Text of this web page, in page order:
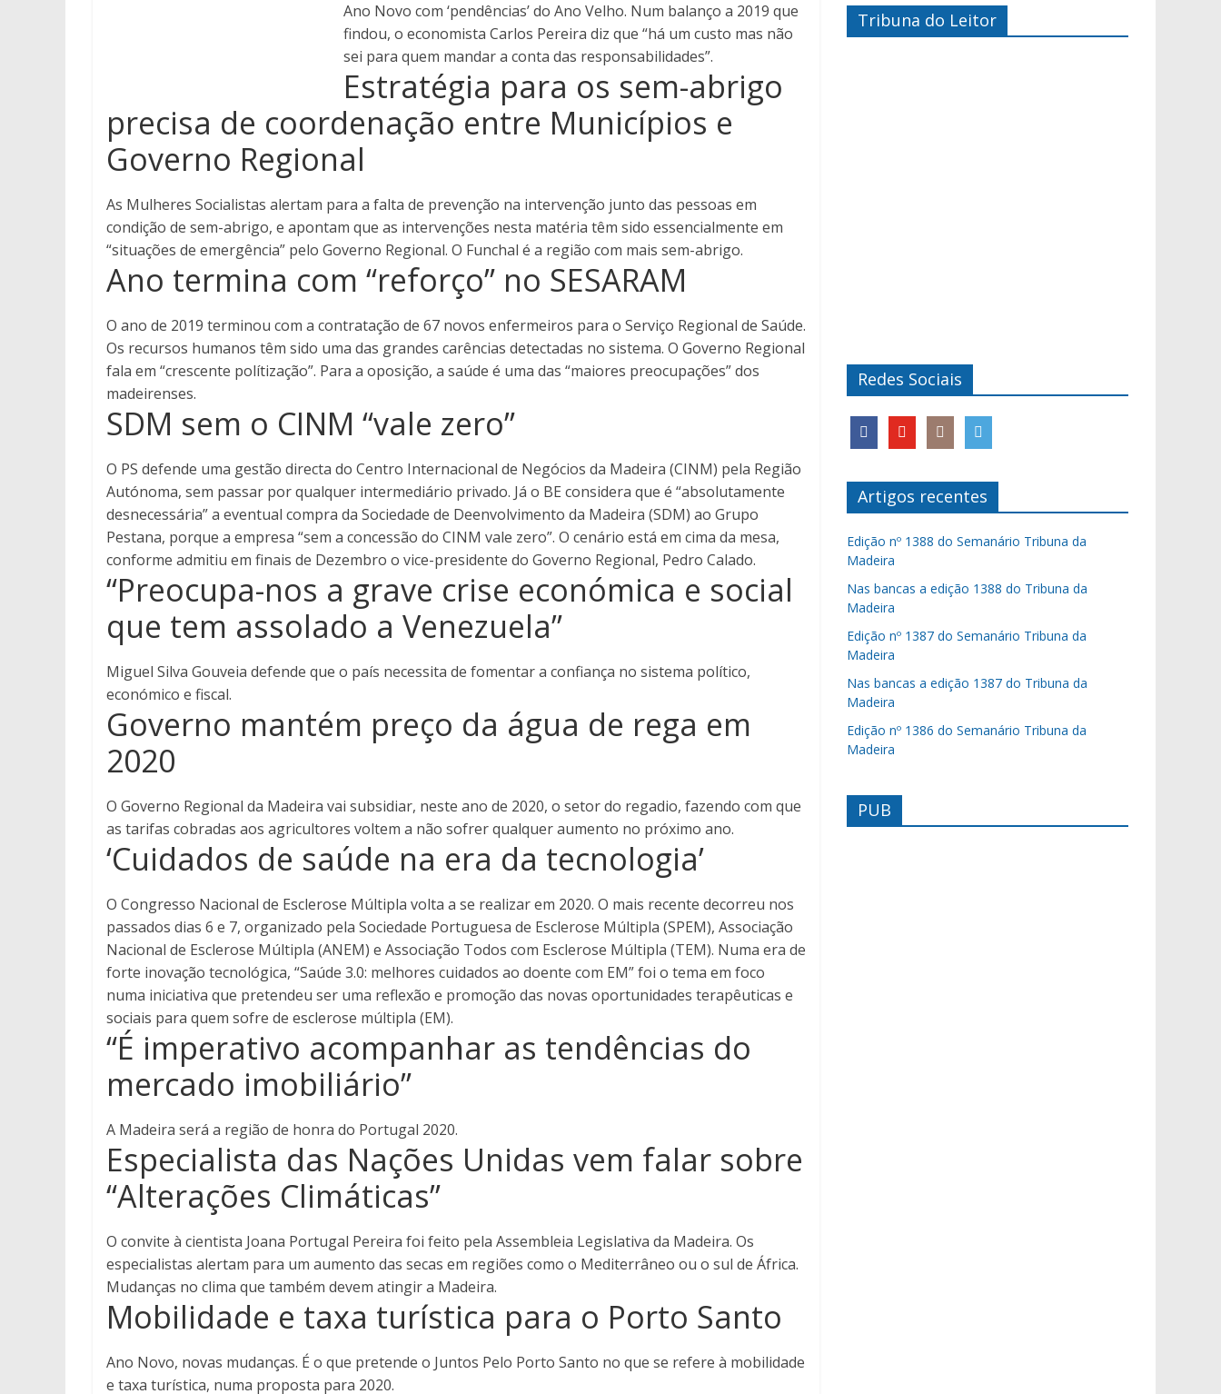
Ano Novo com ‘pendências’ do Ano Velho. Num balanço a 2019 que
findou, o economista Carlos Pereira diz que “há um custo mas não
sei para quem mandar a conta das responsabilidades”.
Estratégia para os sem-abrigo
precisa de coordenação entre Municípios e
Governo Regional
As Mulheres Socialistas alertam para a falta de prevenção na intervenção junto das pessoas em
condição de sem-abrigo, e apontam que as intervenções nesta matéria têm sido essencialmente em
“situações de emergência” pelo Governo Regional. O Funchal é a região com mais sem-abrigo.
Ano termina com “reforço” no SESARAM
O ano de 2019 terminou com a contratação de 67 novos enfermeiros para o Serviço Regional de Saúde.
Os recursos humanos têm sido uma das grandes carências detectadas no sistema. O Governo Regional
fala em “crescente polítização”. Para a oposição, a saúde é uma das “maiores preocupações” dos
madeirenses.
SDM sem o CINM “vale zero”
O PS defende uma gestão directa do Centro Internacional de Negócios da Madeira (CINM) pela Região
Autónoma, sem passar por qualquer intermediário privado. Já o BE considera que é “absolutamente
desnecessária” a eventual compra da Sociedade de Deenvolvimento da Madeira (SDM) ao Grupo
Pestana, porque a empresa “sem a concessão do CINM vale zero”. O cenário está em cima da mesa,
conforme admitiu em finais de Dezembro o vice-presidente do Governo Regional, Pedro Calado.
“Preocupa-nos a grave crise económica e social
que tem assolado a Venezuela”
Miguel Silva Gouveia defende que o país necessita de fomentar a confiança no sistema político,
económico e fiscal.
Governo mantém preço da água de rega em
2020
O Governo Regional da Madeira vai subsidiar, neste ano de 2020, o setor do regadio, fazendo com que
as tarifas cobradas aos agricultores voltem a não sofrer qualquer aumento no próximo ano.
‘Cuidados de saúde na era da tecnologia’
O Congresso Nacional de Esclerose Múltipla volta a se realizar em 2020. O mais recente decorreu nos
passados dias 6 e 7, organizado pela Sociedade Portuguesa de Esclerose Múltipla (SPEM), Associação
Nacional de Esclerose Múltipla (ANEM) e Associação Todos com Esclerose Múltipla (TEM). Numa era de
forte inovação tecnológica, “Saúde 3.0: melhores cuidados ao doente com EM” foi o tema em foco
numa iniciativa que pretendeu ser uma reflexão e promoção das novas oportunidades terapêuticas e
sociais para quem sofre de esclerose múltipla (EM).
“É imperativo acompanhar as tendências do
mercado imobiliário”
A Madeira será a região de honra do Portugal 2020.
Especialista das Nações Unidas vem falar sobre
“Alterações Climáticas”
O convite à cientista Joana Portugal Pereira foi feito pela Assembleia Legislativa da Madeira. Os
especialistas alertam para um aumento das secas em regiões como o Mediterrâneo ou o sul de África.
Mudanças no clima que também devem atingir a Madeira.
Mobilidade e taxa turística para o Porto Santo
Ano Novo, novas mudanças. É o que pretende o Juntos Pelo Porto Santo no que se refere à mobilidade
e taxa turística, numa proposta para 2020.
Tribuna do Leitor
Redes Sociais
Artigos recentes
Edição nº 1388 do Semanário Tribuna da
Madeira
Nas bancas a edição 1388 do Tribuna da
Madeira
Edição nº 1387 do Semanário Tribuna da
Madeira
Nas bancas a edição 1387 do Tribuna da
Madeira
Edição nº 1386 do Semanário Tribuna da
Madeira
PUB